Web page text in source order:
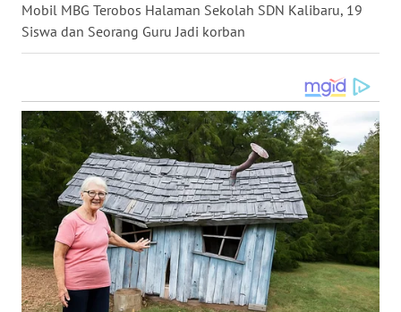
Mobil MBG Terobos Halaman Sekolah SDN Kalibaru, 19
Siswa dan Seorang Guru Jadi korban
WN
MALUT
DAIRI
WN
DANAU
TOBA
WN
NIAS
WN